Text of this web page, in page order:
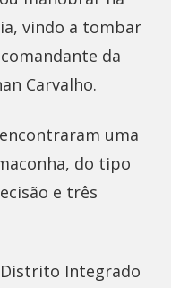
vindo a tombar
da
Carvalho.
uma
do tipo
e três
Integrado